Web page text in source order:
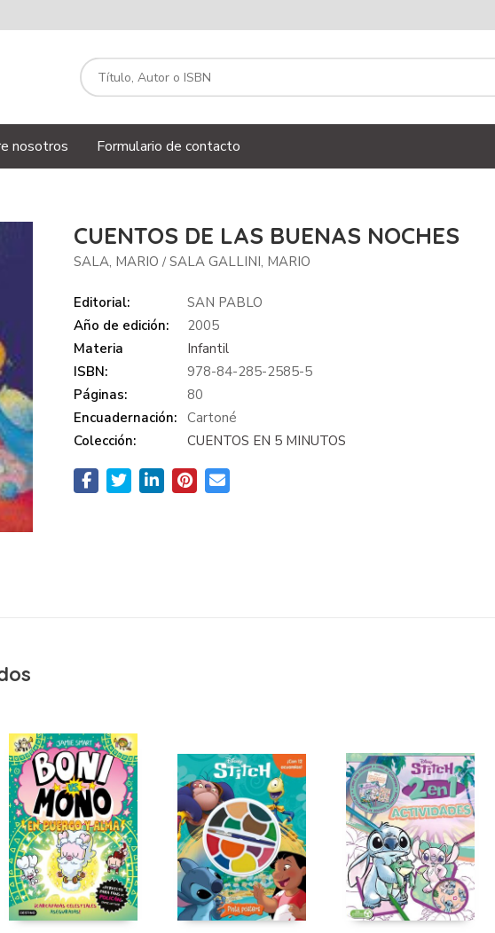
nosotros Formulario de contacto
CUENTOS DE LAS BUENAS NOCHES
SALA, MARIO /SALA GALLINI, MARIO
Editorial:
SAN PABLO
Año de edición:
2005
Materia
Infantil
ISBN:
978-84-285-2585-5
Páginas:
80
Encuadernación:
Cartoné
Colección:
CUENTOS EN 5 MINUTOS